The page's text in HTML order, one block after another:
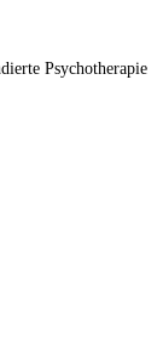
Psychotherapie